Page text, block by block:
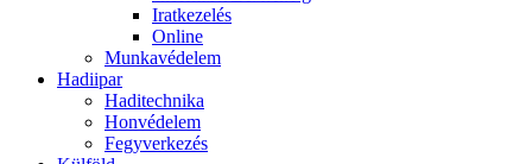
Iratkezelés
Online
Munkavédelem
Hadiipar
Haditechnika
Honvédelem
Fegyverkezés